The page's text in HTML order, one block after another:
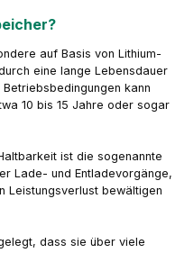
auf Basis von Lithium-
eine lange Lebensdauer
kann
10 bis 15 Jahre oder sogar
ist die sogenannte
Lade- und Entladevorgänge,
Leistungsverlust bewältigen
dass sie über viele